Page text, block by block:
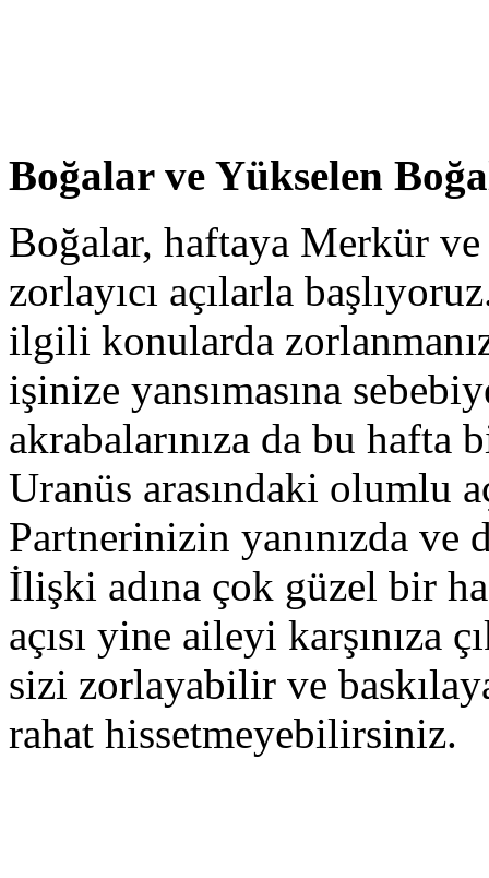
Boğalar ve Yükselen
Boğalar, haftaya Merkür ve
zorlayıcı açılarla
ilgili konularda
işinize yansımasına
akrabalarınıza da bu hafta
Uranüs arasındaki olumlu
Partnerinizin yanınızda
İlişki adına çok güzel bir
açısı yine aileyi
sizi zorlayabilir ve
rahat hissetmeyebilirsiniz.